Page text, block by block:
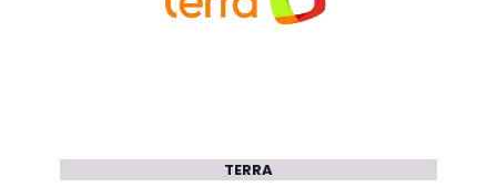
TERRA